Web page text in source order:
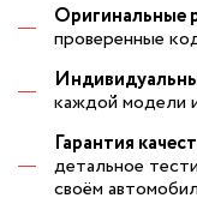
Оригинальные
проверенные
каждой модели
Гарантия
детальное
своём